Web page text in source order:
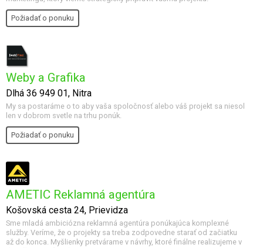
Požiadať o ponuku
Weby a Grafika
Dlhá 36 949 01, Nitra
My sa postaráme o to aby vaša spoločnosť alebo váš projekt sa niesol
len v dobrom svetle na trhu ponúk.
Požiadať o ponuku
AMETIC Reklamná agentúra
Košovská cesta 24, Prievidza
Sme mladá ambiciózna reklamná agentúra ponúkajúca komplexné
služby. Veríme, že o projekty sa treba zodpovedne starať od začiatku
až do konca. Myšlienky pretvárame v návrhy, ktoré finálne realizujeme v